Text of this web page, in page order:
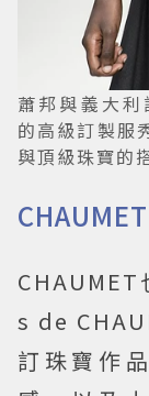
蕭邦與義大
的高級訂製服
與頂級珠寶的
s de
訂珠寶作